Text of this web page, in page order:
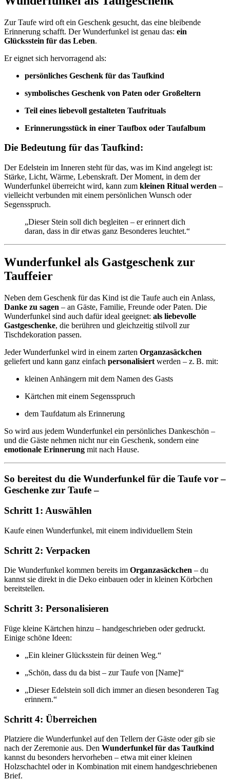
Zur Taufe wird oft ein Geschenk gesucht, das eine bleibende
Erinnerung schafft. Der Wunderfunkel ist genau das: ein
Glücksstein für das Leben.
Er eignet sich hervorragend als:
persönliches Geschenk für das Taufkind
symbolisches Geschenk von Paten oder Großeltern
Teil eines liebevoll gestalteten Taufrituals
Erinnerungsstück in einer Taufbox oder Taufalbum
Die Bedeutung für das Taufkind:
Der Edelstein im Inneren steht für das, was im Kind angelegt ist:
Stärke, Licht, Wärme, Lebenskraft. Der Moment, in dem der
Wunderfunkel überreicht wird, kann zum kleinen Ritual werden –
vielleicht verbunden mit einem persönlichen Wunsch oder
Segensspruch.
„Dieser Stein soll dich begleiten – er erinnert dich
daran, dass in dir etwas ganz Besonderes leuchtet.“
Wunderfunkel als Gastgeschenk zur
Tauffeier
Neben dem Geschenk für das Kind ist die Taufe auch ein Anlass,
Danke zu sagen – an Gäste, Familie, Freunde oder Paten. Die
Wunderfunkel sind auch dafür ideal geeignet: als liebevolle
Gastgeschenke, die berühren und gleichzeitig stilvoll zur
Tischdekoration passen.
Jeder Wunderfunkel wird in einem zarten Organzasäckchen
geliefert und kann ganz einfach personalisiert werden – z. B. mit:
kleinen Anhängern mit dem Namen des Gasts
Kärtchen mit einem Segensspruch
dem Taufdatum als Erinnerung
So wird aus jedem Wunderfunkel ein persönliches Dankeschön –
und die Gäste nehmen nicht nur ein Geschenk, sondern eine
emotionale Erinnerung mit nach Hause.
So bereitest du die Wunderfunkel für die Taufe vor –
Geschenke zur Taufe –
Schritt 1: Auswählen
Kaufe einen Wunderfunkel, mit einem individuellem Stein
Schritt 2: Verpacken
Die Wunderfunkel kommen bereits im Organzasäckchen – du
kannst sie direkt in die Deko einbauen oder in kleinen Körbchen
bereitstellen.
Schritt 3: Personalisieren
Füge kleine Kärtchen hinzu – handgeschrieben oder gedruckt.
Einige schöne Ideen:
„Ein kleiner Glücksstein für deinen Weg.“
„Schön, dass du da bist – zur Taufe von [Name]“
„Dieser Edelstein soll dich immer an diesen besonderen Tag
erinnern.“
Schritt 4: Überreichen
Platziere die Wunderfunkel auf den Tellern der Gäste oder gib sie
nach der Zeremonie aus. Den Wunderfunkel für das Taufkind
kannst du besonders hervorheben – etwa mit einer kleinen
Holzschachtel oder in Kombination mit einem handgeschriebenen
Brief.